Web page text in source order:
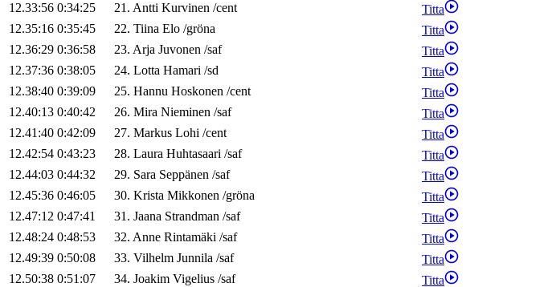
12.33:56 0:34:25 21. Antti Kurvinen /cent
Titta
12.35:16 0:35:45 22. Tiina Elo /gröna
Titta
12.36:29 0:36:58 23. Arja Juvonen /saf
Titta
12.37:36 0:38:05 24. Lotta Hamari /sd
Titta
12.38:40 0:39:09 25. Hannu Hoskonen /cent
Titta
12.40:13 0:40:42 26. Mira Nieminen /saf
Titta
12.41:40 0:42:09 27. Markus Lohi /cent
Titta
12.42:54 0:43:23 28. Laura Huhtasaari /saf
Titta
12.44:03 0:44:32 29. Sara Seppänen /saf
Titta
12.45:36 0:46:05 30. Krista Mikkonen /gröna
Titta
12.47:12 0:47:41 31. Jaana Strandman /saf
Titta
12.48:24 0:48:53 32. Anne Rintamäki /saf
Titta
12.49:39 0:50:08 33. Vilhelm Junnila /saf
Titta
12.50:38 0:51:07 34. Joakim Vigelius /saf
Titta